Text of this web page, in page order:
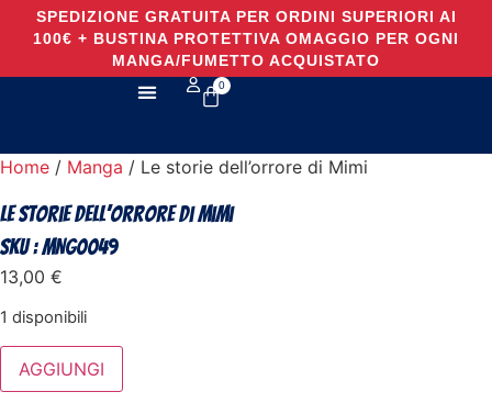
SPEDIZIONE GRATUITA PER ORDINI SUPERIORI AI
100€ + BUSTINA PROTETTIVA OMAGGIO PER OGNI
MANGA/FUMETTO ACQUISTATO
0
Home / Manga / Le storie dell’orrore di Mimi
Le storie dell’orrore di Mimi
SKU : MNG0049
13,00 €
1 disponibili
AGGIUNGI